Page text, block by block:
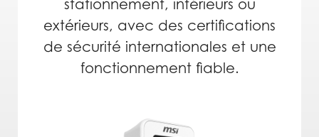
stationnement, intérieurs ou
extérieurs, avec des certifications
de sécurité internationales et une
fonctionnement fiable.